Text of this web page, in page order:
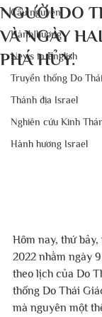
Cầu nguyện
Hành hương
News in English
Truyền thống Do Thái
Thánh địa Israel
Nghiên cứu Kinh
Hành hương Israel
NGƯỜI DO
VÀ NGÀY
PHÁ HỦY.
Hôm nay, thứ
2022 nhằm ngày
theo lịch của Do
thống Do Thái
mà nguyên một